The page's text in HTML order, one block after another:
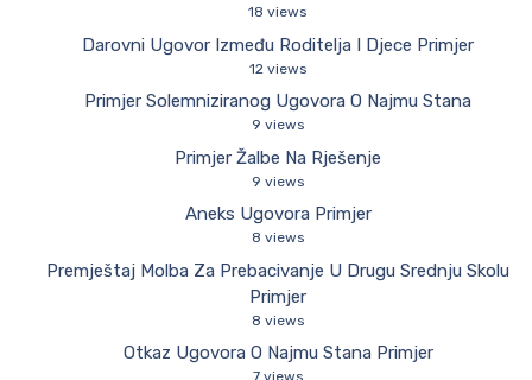
18 views
Darovni Ugovor Između Roditelja I Djece Primjer
12 views
Primjer Solemniziranog Ugovora O Najmu Stana
9 views
Primjer Žalbe Na Rješenje
9 views
Aneks Ugovora Primjer
8 views
Premještaj Molba Za Prebacivanje U Drugu Srednju Skolu
Primjer
8 views
Otkaz Ugovora O Najmu Stana Primjer
7 views